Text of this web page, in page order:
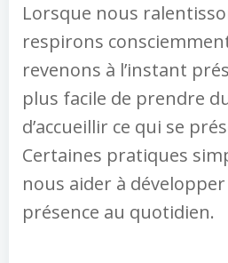
Lorsque nous
respirons
revenons à l’instant
plus facile de prendre
d’accueillir ce qui se
Certaines pratiques
nous aider à
présence au quotidien.